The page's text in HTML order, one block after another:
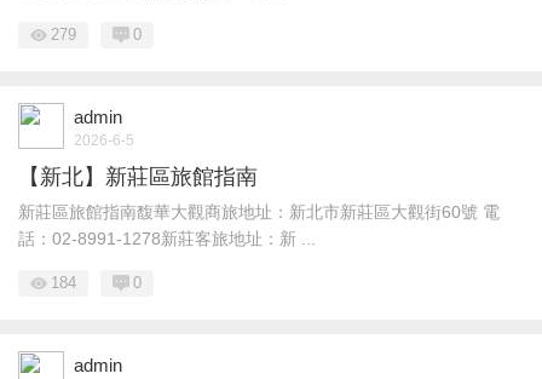
279 0
admin
2026-6-5
【新北】新莊區旅館指南
新莊區旅館指南馥華大觀商旅地址：新北市新莊區大觀街60號 電
話：02-8991-1278新莊客旅地址：新 ...
184 0
admin